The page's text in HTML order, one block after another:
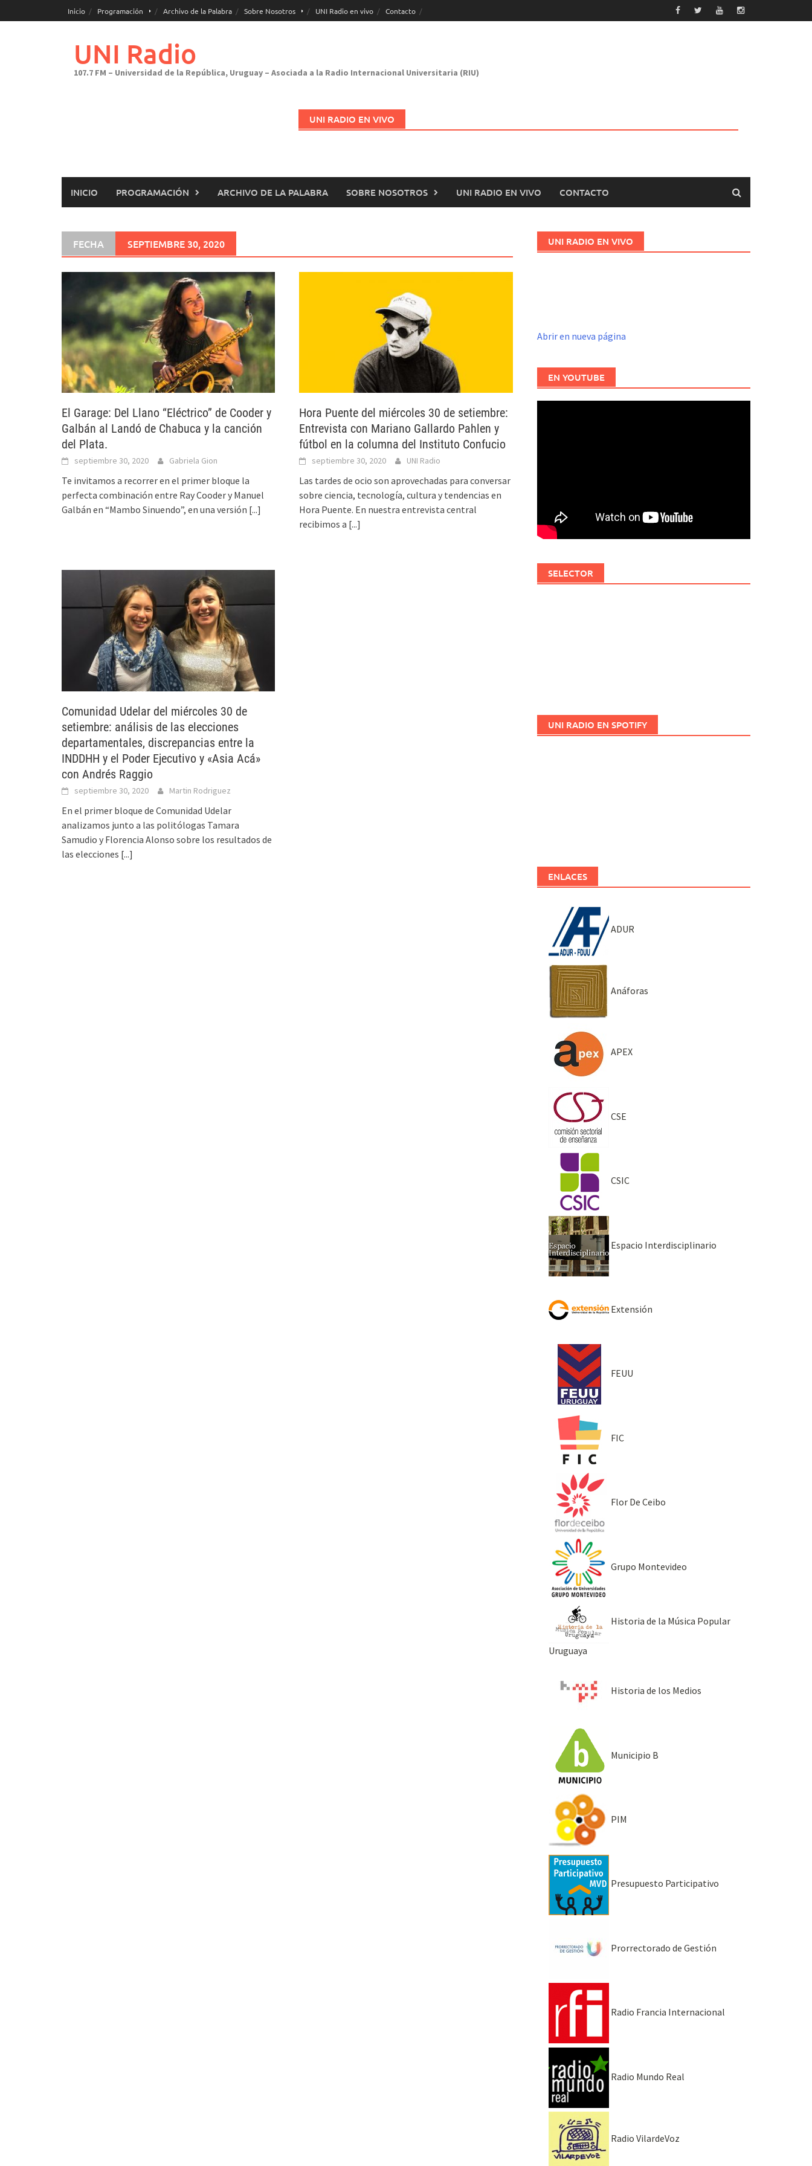
al
Inicio Programación Archivo de la Palabra Sobre Nosotros UNI Radio en vivo Contacto
UNI Radio
107.7 FM – Universidad de la República, Uruguay – Asociada a la Radio Internacional Universitaria (RIU)
UNI RADIO EN VIVO
INICIO PROGRAMACIÓN ARCHIVO DE LA PALABRA SOBRE NOSOTROS UNI RADIO EN VIVO CONTACTO
FECHA SEPTIEMBRE 30, 2020
El Garage: Del Llano “Eléctrico” de Cooder y
Galbán al Landó de Chabuca y la canción
del Plata.
septiembre 30, 2020 Gabriela Gion
Te invitamos a recorrer en el primer bloque la
perfecta combinación entre Ray Cooder y Manuel
Galbán en “Mambo Sinuendo”, en una versión [...]
Hora Puente del miércoles 30 de setiembre:
Entrevista con Mariano Gallardo Pahlen y
fútbol en la columna del Instituto Confucio
septiembre 30, 2020 UNI Radio
Las tardes de ocio son aprovechadas para conversar
sobre ciencia, tecnología, cultura y tendencias en
Hora Puente. En nuestra entrevista central
recibimos a [...]
Comunidad Udelar del miércoles 30 de
setiembre: análisis de las elecciones
departamentales, discrepancias entre la
INDDHH y el Poder Ejecutivo y «Asia Acá»
con Andrés Raggio
septiembre 30, 2020 Martin Rodriguez
En el primer bloque de Comunidad Udelar
analizamos junto a las politólogas Tamara
Samudio y Florencia Alonso sobre los resultados de
las elecciones [...]
UNI RADIO EN VIVO
Abrir en nueva página
EN YOUTUBE
SELECTOR
UNI RADIO EN SPOTIFY
ENLACES
ADUR
Anáforas
APEX
CSE
CSIC
Espacio Interdisciplinario
Extensión
FEUU
FIC
Flor De Ceibo
Grupo Montevideo
Historia de la Música Popular
Uruguaya
Historia de los Medios
Municipio B
PIM
Presupuesto Participativo
Prorrectorado de Gestión
Radio Francia Internacional
Radio Mundo Real
Radio VilardeVoz